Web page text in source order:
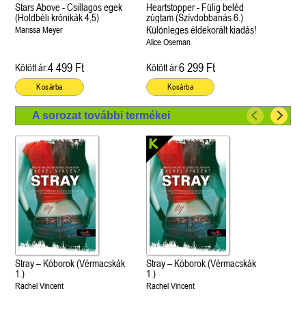
Stars Above - Csillagos egek
(Holdbéli krónikák 4,5)
Marissa Meyer
Kötött ár:4 499 Ft
Kosárba
Heartstopper - Fülig beléd
zúgtam (Szívdobbanás 6.)
Különleges éldekorált kiadás!
Alice Oseman
Kötött ár:6 299 Ft
Kosárba
A sorozat további termékei
Stray – Kóborok (Vérmacskák
1.)
Rachel Vincent
Stray – Kóborok (Vérmacskák
1.)
Rachel Vincent